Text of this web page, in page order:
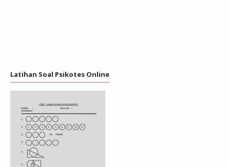
Latihan Soal Psikotes Online